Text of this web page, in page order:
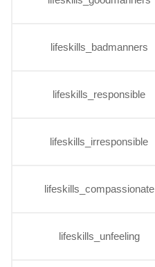
lifeskills_badmanners
lifeskills_responsible
lifeskills_irresponsible
lifeskills_compassionate
lifeskills_unfeeling